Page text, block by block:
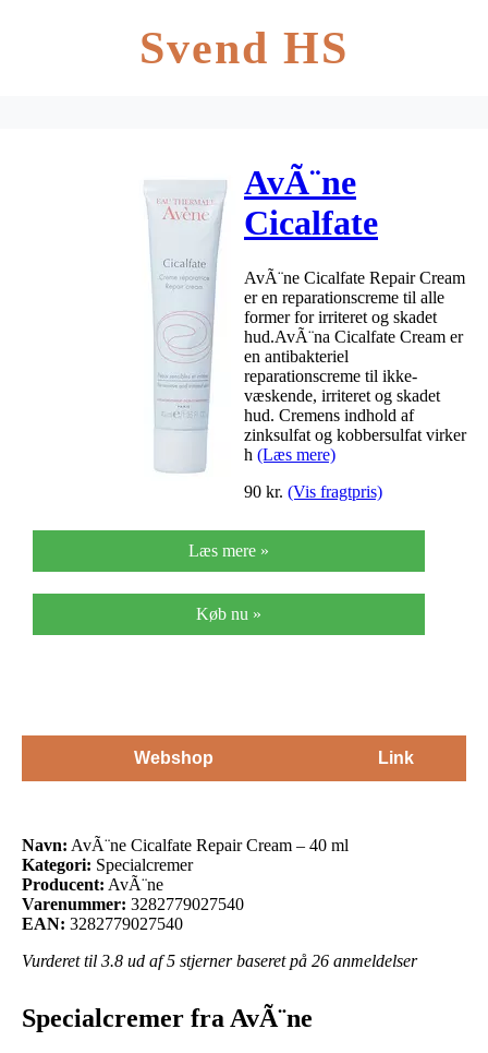
Svend HS
AvÃ¨ne
Cicalfate
Repair Cream
– 40 ml
AvÃ¨ne Cicalfate Repair Cream
er en reparationscreme til alle
former for irriteret og skadet
hud.AvÃ¨na Cicalfate Cream er
en antibakteriel
reparationscreme til ikke-
væskende, irriteret og skadet
hud. Cremens indhold af
zinksulfat og kobbersulfat virker
h (Læs mere)
90 kr. (Vis fragtpris)
Læs mere »
Køb nu »
Webshop Link
Navn: AvÃ¨ne Cicalfate Repair Cream – 40 ml
Kategori: Specialcremer
Producent: AvÃ¨ne
Varenummer: 3282779027540
EAN: 3282779027540
Vurderet til 3.8 ud af 5 stjerner baseret på 26 anmeldelser
Specialcremer fra AvÃ¨ne